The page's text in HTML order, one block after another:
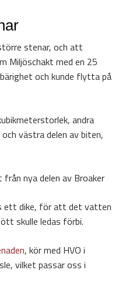
stenar, och att
Miljöschakt med en 25
och kunde flytta på
andra
västra delen av biten,
ett dike, för att det vatten
skulle ledas förbi.
, kör med HVO i
vilket passar oss i